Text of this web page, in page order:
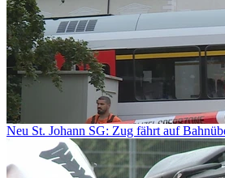
Neu St. Johann SG: Zug fährt auf